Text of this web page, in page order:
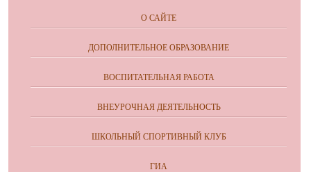
О САЙТЕ
ДОПОЛНИТЕЛЬНОЕ ОБРАЗОВАНИЕ
ВОСПИТАТЕЛЬНАЯ РАБОТА
ВНЕУРОЧНАЯ ДЕЯТЕЛЬНОСТЬ
ШКОЛЬНЫЙ СПОРТИВНЫЙ КЛУБ
ГИА